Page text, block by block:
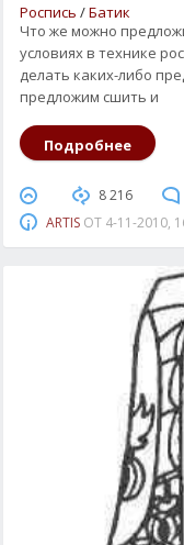
Роспись /Батик
Что же можно
условиях в технике
делать каких-либо
предложим сшить и
Подробнее
8 216
ARTISОТ 4-11-2010,